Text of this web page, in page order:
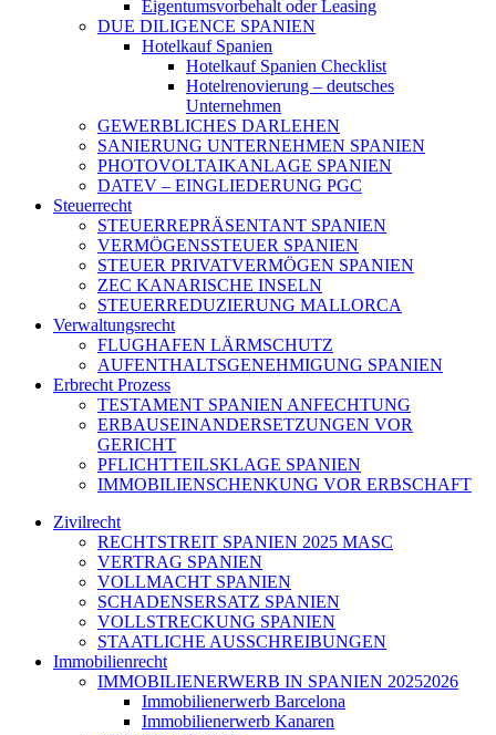
Eigentumsvorbehalt oder Leasing
DUE DILIGENCE SPANIEN
Hotelkauf Spanien
Hotelkauf Spanien Checklist
Hotelrenovierung – deutsches
Unternehmen
GEWERBLICHES DARLEHEN
SANIERUNG UNTERNEHMEN SPANIEN
PHOTOVOLTAIKANLAGE SPANIEN
DATEV – EINGLIEDERUNG PGC
Steuerrecht
STEUERREPRÄSENTANT SPANIEN
VERMÖGENSSTEUER SPANIEN
STEUER PRIVATVERMÖGEN SPANIEN
ZEC KANARISCHE INSELN
STEUERREDUZIERUNG MALLORCA
Verwaltungsrecht
FLUGHAFEN LÄRMSCHUTZ
AUFENTHALTSGENEHMIGUNG SPANIEN
Erbrecht Prozess
TESTAMENT SPANIEN ANFECHTUNG
ERBAUSEINANDERSETZUNGEN VOR
GERICHT
PFLICHTTEILSKLAGE SPANIEN
IMMOBILIENSCHENKUNG VOR ERBSCHAFT
Zivilrecht
RECHTSTREIT SPANIEN 2025 MASC
VERTRAG SPANIEN
VOLLMACHT SPANIEN
SCHADENSERSATZ SPANIEN
VOLLSTRECKUNG SPANIEN
STAATLICHE AUSSCHREIBUNGEN
Immobilienrecht
IMMOBILIENERWERB IN SPANIEN 20252026
Immobilienerwerb Barcelona
Immobilienerwerb Kanaren